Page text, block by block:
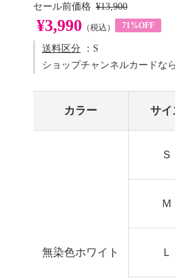
セール前価格 ¥13,900
¥3,990 （税込） 71%OFF
送料区分 ：S
ショップチャンネルカードな
カラー サイ
無染色ホワイト
Ｓ
Ｍ
Ｌ